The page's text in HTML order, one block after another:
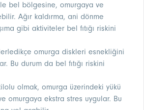
bel bölgesine, omurgaya ve
Ağır kaldırma, ani dönme
gibi aktiviteler bel fıtığı riskini
omurga diskleri esnekliğini
Bu durum da bel fıtığı riskini
olmak, omurga üzerindeki yükü
omurgaya ekstra stres uygular. Bu